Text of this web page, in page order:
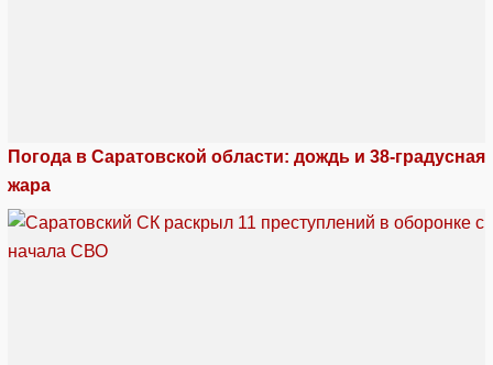
Погода в Саратовской области: дождь и 38-градусная
жара